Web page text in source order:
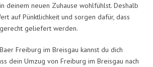
deinem neuen Zuhause wohlfühlst. Deshalb
auf Pünktlichkeit und sorgen dafür, dass
geliefert werden.
Freiburg im Breisgau kannst du dich
dein Umzug von Freiburg im Breisgau nach